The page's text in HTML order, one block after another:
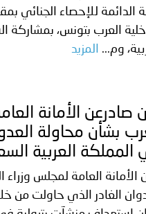
الدائمة للإحصاء الجنائي
العرب بتونس، بمشاركة
وم...
المزيد
صادرعن الأمانة
بشأن محاولة
المملكة العربية
الأمانة العامة لمجلس وزراء
الغادر الذي حاولت من